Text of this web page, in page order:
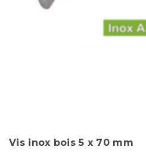
Vis inox bois 5 x 70 mm